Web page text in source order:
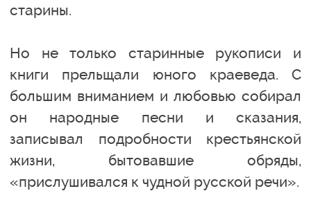
старины.
Но не только старинные рукописи и
книги прельщали юного краеведа. С
большим вниманием и любовью собирал
он народные песни и сказания,
записывал подробности крестьянской
жизни, бытовавшие обряды,
«прислушивался к чудной русской речи».